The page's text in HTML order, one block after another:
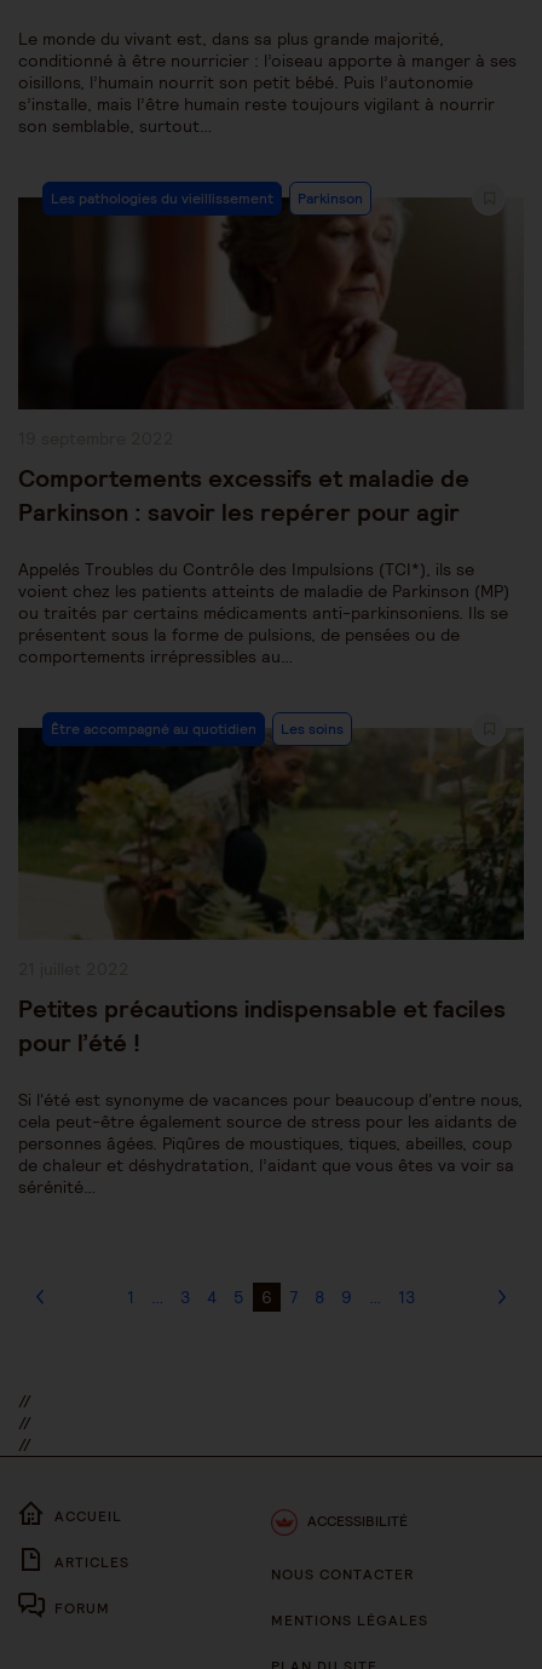
Le monde du vivant est, dans sa plus grande majorité,
conditionné à être nourricier : l’oiseau apporte à manger à ses
oisillons, l’humain nourrit son petit bébé. Puis l’autonomie
s’installe, mais l’être humain reste toujours vigilant à nourrir
son semblable, surtout…
Post
Category:
Les pathologies du vieillissement Parkinson
Comportements excessifs et maladie de
Parkinson : savoir les repérer pour agir
Appelés Troubles du Contrôle des Impulsions (TCI*), ils se
voient chez les patients atteints de maladie de Parkinson (MP)
ou traités par certains médicaments anti-parkinsoniens. Ils se
présentent sous la forme de pulsions, de pensées ou de
comportements irrépressibles au…
Post
Category:
Être accompagné au quotidien Les soins
Petites précautions indispensable et faciles
pour l’été !
Si l'été est synonyme de vacances pour beaucoup d'entre nous,
cela peut-être également source de stress pour les aidants de
personnes âgées. Piqûres de moustiques, tiques, abeilles, coup
de chaleur et déshydratation, l’aidant que vous êtes va voir sa
sérénité…
1 … 3 4 5 6 7 8 9 … 13
//
//
//
ACCUEIL
ARTICLES
FORUM
ACCESSIBILITÉ
NOUS CONTACTER
MENTIONS LÉGALES